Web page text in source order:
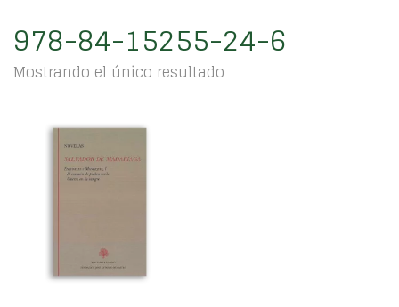
978-84-15255-24-6
Mostrando el único resultado